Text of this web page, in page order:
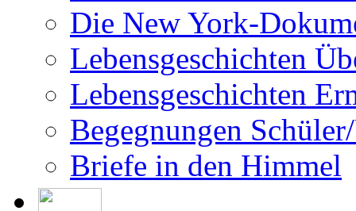
Die New York-
Lebensgeschichten
Lebensgeschichten
Begegnungen
Briefe in den Himmel